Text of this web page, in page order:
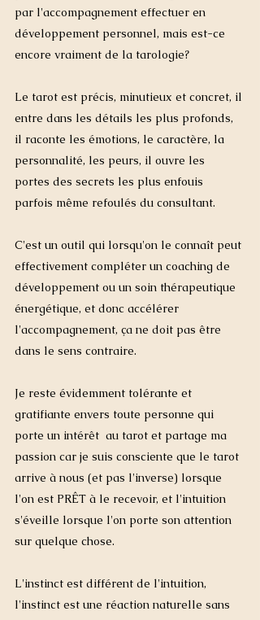
par l'accompagnement effectuer en
développement personnel, mais est-ce
encore vraiment de la tarologie?
Le tarot est précis, minutieux et concret, il
entre dans les détails les plus profonds,
il raconte les émotions, le caractère, la
personnalité, les peurs, il ouvre les
portes des secrets les plus enfouis
parfois même refoulés du consultant.
C'est un outil qui lorsqu'on le connaît peut
effectivement compléter un coaching de
développement ou un soin thérapeutique
énergétique, et donc accélérer
l'accompagnement, ça ne doit pas être
dans le sens contraire.
Je reste évidemment tolérante et
gratifiante envers toute personne qui
porte un intérêt  au tarot et partage ma
passion car je suis consciente que le tarot
arrive à nous (et pas l'inverse) lorsque
l'on est PRÊT à le recevoir, et l'intuition
s'éveille lorsque l'on porte son attention
sur quelque chose.
L'instinct est différent de l'intuition,
l'instinct est une réaction naturelle sans